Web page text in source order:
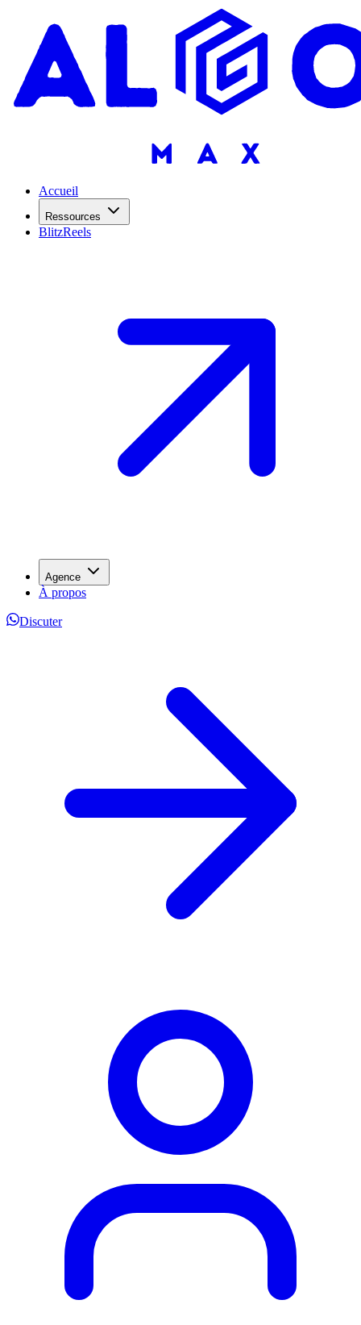
Accueil
Ressources
BlitzReels
Agence
À propos
Discuter